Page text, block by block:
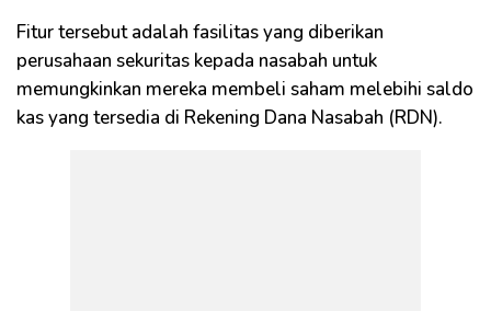
Fitur tersebut adalah fasilitas yang diberikan
perusahaan sekuritas kepada nasabah untuk
memungkinkan mereka membeli saham melebihi saldo
kas yang tersedia di Rekening Dana Nasabah (RDN).